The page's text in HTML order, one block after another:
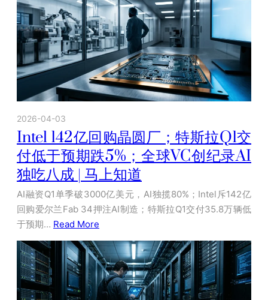
2026-04-03
Intel 142亿回购晶圆厂；特斯拉Q1交
付低于预期跌5%；全球VC创纪录AI
独吃八成 | 马上知道
AI融资Q1单季破3000亿美元，AI独揽80%；Intel斥142亿
回购爱尔兰Fab 34押注AI制造；特斯拉Q1交付35.8万辆低
于预期… Read More